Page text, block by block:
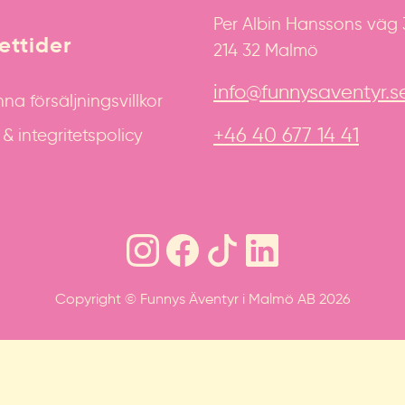
försäljningsvillkor
& integritetspolicy
Per Albin Hanssons väg
214 32 Malmö
+46 40 677 14 41
Copyright © Funnys Äventyr i Malmö AB 2026